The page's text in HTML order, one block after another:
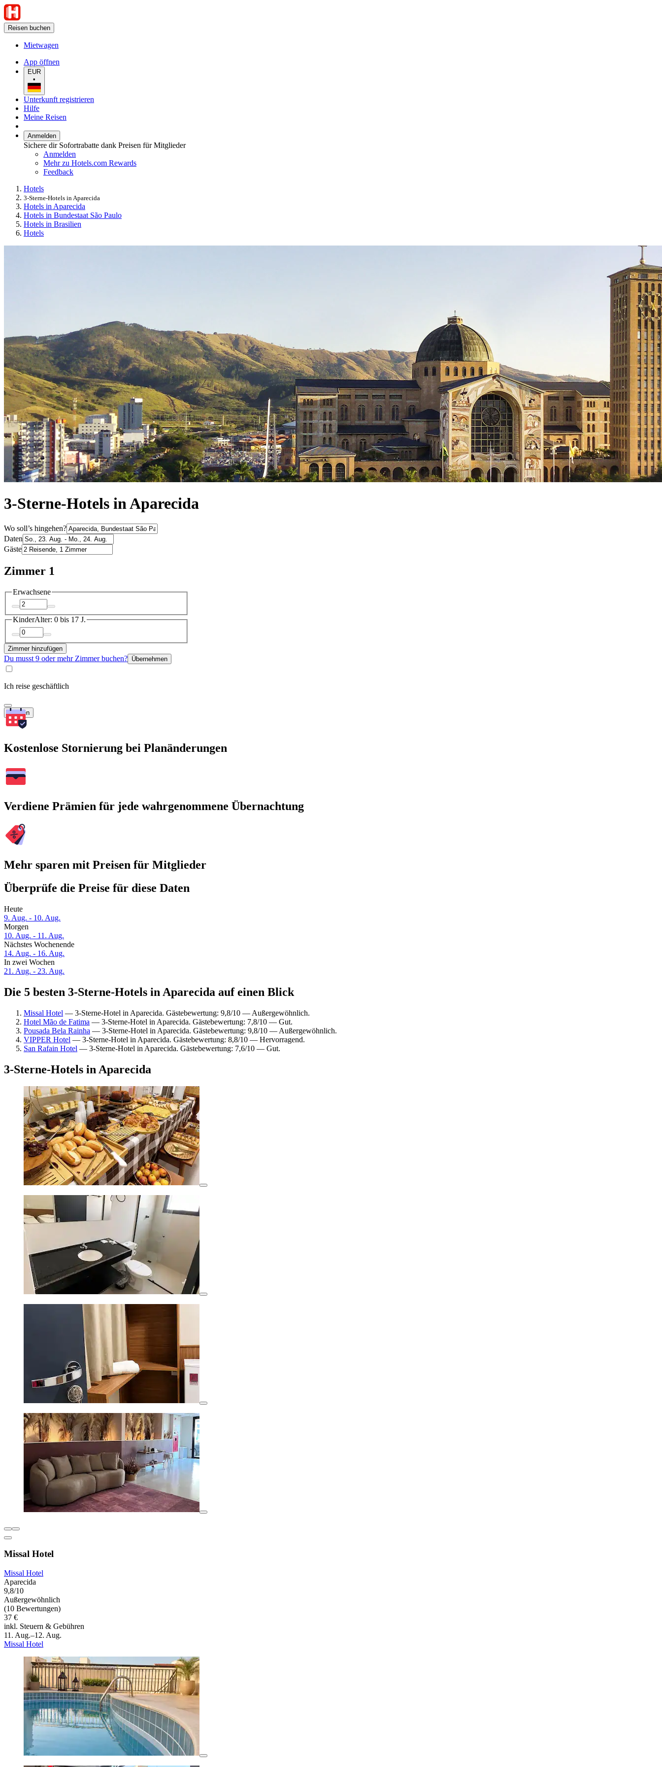
Reisen buchen
Mietwagen
App öffnen
EUR
•
Unterkunft registrieren
Hilfe
Meine Reisen
Anmelden
Sichere dir Sofortrabatte dank Preisen für Mitglieder
Anmelden
Mehr zu Hotels.com Rewards
Feedback
Hotels
3-Sterne-Hotels in Aparecida
Hotels in Aparecida
Hotels in Bundestaat São Paulo
Hotels in Brasilien
Hotels
3-Sterne-Hotels in Aparecida
Wo soll’s hingehen?
Daten
Gäste
Zimmer 1
Erwachsene
KinderAlter: 0 bis 17 J.
Zimmer hinzufügen
Du musst 9 oder mehr Zimmer buchen? Übernehmen
Ich reise geschäftlich
Suchen
Kostenlose Stornierung bei Planänderungen
Verdiene Prämien für jede wahrgenommene Übernachtung
Mehr sparen mit Preisen für Mitglieder
Überprüfe die Preise für diese Daten
Heute
9. Aug. - 10. Aug.
Morgen
10. Aug. - 11. Aug.
Nächstes Wochenende
14. Aug. - 16. Aug.
In zwei Wochen
21. Aug. - 23. Aug.
Die 5 besten 3-Sterne-Hotels in Aparecida auf einen Blick
Missal Hotel — 3-Sterne-Hotel in Aparecida. Gästebewertung: 9,8/10 — Außergewöhnlich.
Hotel Mão de Fatima — 3-Sterne-Hotel in Aparecida. Gästebewertung: 7,8/10 — Gut.
Pousada Bela Rainha — 3-Sterne-Hotel in Aparecida. Gästebewertung: 9,8/10 — Außergewöhnlich.
VIPPER Hotel — 3-Sterne-Hotel in Aparecida. Gästebewertung: 8,8/10 — Hervorragend.
San Rafain Hotel — 3-Sterne-Hotel in Aparecida. Gästebewertung: 7,6/10 — Gut.
3-Sterne-Hotels in Aparecida
Missal Hotel
Missal Hotel
Aparecida
9,8/10
Außergewöhnlich
(10 Bewertungen)
37 €
inkl. Steuern & Gebühren
11. Aug.–12. Aug.
Missal Hotel